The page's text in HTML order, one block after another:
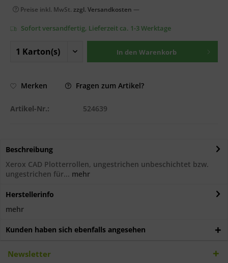
Preise inkl. MwSt. zzgl. Versandkosten —
Sofort versandfertig, Lieferzeit ca. 1-3 Werktage
In den Warenkorb
Merken Fragen zum Artikel?
Artikel-Nr.: 524639
Beschreibung
Xerox CAD Plotterrollen, ungestrichen unbeschichtet bzw.
ungestrichen für... mehr
Herstellerinfo
mehr
Kunden haben sich ebenfalls angesehen
Newsletter